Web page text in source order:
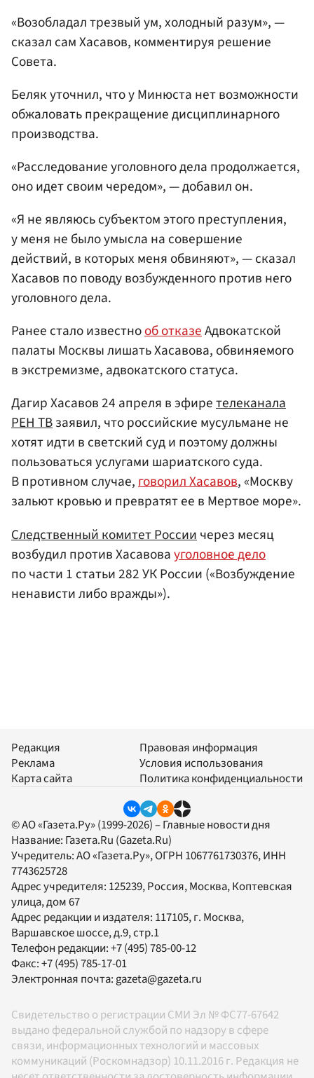
«Возобладал трезвый ум, холодный разум», —
сказал сам Хасавов, комментируя решение
Совета.
Беляк уточнил, что у Минюста нет возможности
обжаловать прекращение дисциплинарного
производства.
«Расследование уголовного дела продолжается,
оно идет своим чередом», — добавил он.
«Я не являюсь субъектом этого преступления,
у меня не было умысла на совершение
действий, в которых меня обвиняют», — сказал
Хасавов по поводу возбужденного против него
уголовного дела.
Ранее стало известнооб отказеАдвокатской
палаты Москвы лишать Хасавова, обвиняемого
в экстремизме, адвокатского статуса.
Дагир Хасавов 24 апреля в эфиретелеканала
РЕН ТВзаявил, что российские мусульмане не
хотят идти в светский суд и поэтому должны
пользоваться услугами шариатского суда.
В противном случае,говорил Хасавов, «Москву
зальют кровью и превратят ее в Мертвое море».
Следственный комитет Россиичерез месяц
возбудил против Хасавовауголовное дело
по части 1 статьи 282 УК России («Возбуждение
ненависти либо вражды»).
Редакция
Реклама
Карта сайта
Правовая информация
Условия использования
Политика конфиденциальности
© АО «Газета.Ру» (1999-2026) – Главные новости дня
Название: Газета.Ru (Gazeta.Ru)
Учредитель:АО «Газета.Ру», ОГРН 1067761730376, ИНН
7743625728
Адрес учредителя: 125239, Россия, Москва, Коптевская
улица, дом 67
Адрес редакции и издателя: 117105, г. Москва,
Варшавское шоссе, д.9, стр.1
Телефон редакции:+7 (495) 785-00-12
Факс:+7 (495) 785-17-01
Электронная почта:gazeta@gazeta.ru
Свидетельство о регистрации СМИ Эл № ФС77-67642
выдано федеральной службой по надзору в сфере
связи, информационных технологий и массовых
коммуникаций (Роскомнадзор) 10.11.2016 г. Редакция не